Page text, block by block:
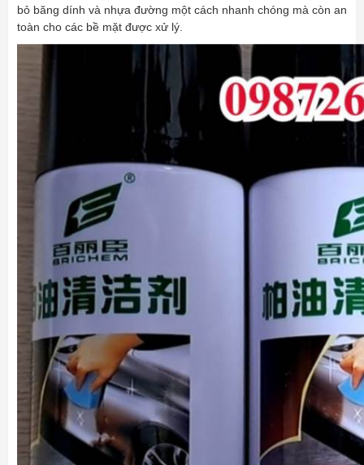
bỏ băng dính và nhựa đường một cách nhanh chóng mà còn an
toàn cho các bề mặt được xử lý.